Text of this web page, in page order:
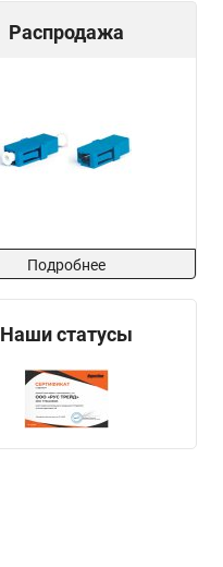
Распродажа
Подробнее
Наши статусы